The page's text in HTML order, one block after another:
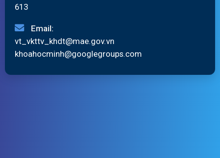
613
Email:
vt_vkttv_khdt@mae.gov.vn
khoahocminh@googlegroups.com